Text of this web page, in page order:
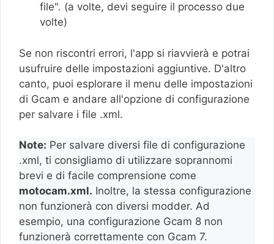
file". (a volte, devi seguire il processo due
volte)
Se non riscontri errori, l'app si riavvierà e potrai
usufruire delle impostazioni aggiuntive. D'altro
canto, puoi esplorare il menu delle impostazioni
di Gcam e andare all'opzione di configurazione
per salvare i file .xml.
Note: Per salvare diversi file di configurazione
.xml, ti consigliamo di utilizzare soprannomi
brevi e di facile comprensione come
motocam.xml. Inoltre, la stessa configurazione
non funzionerà con diversi modder. Ad
esempio, una configurazione Gcam 8 non
funzionerà correttamente con Gcam 7.